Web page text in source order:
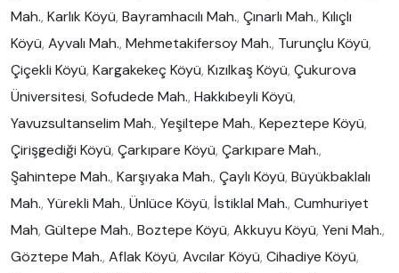
Mah., Karlık Köyü, Bayramhacılı Mah., Çınarlı Mah., Kılıçlı
Köyü, Ayvalı Mah., Mehmetakifersoy Mah., Turunçlu Köyü,
Çiçekli Köyü, Kargakekeç Köyü, Kızılkaş Köyü, Çukurova
Üniversitesi, Sofudede Mah., Hakkıbeyli Köyü,
Yavuzsultanselim Mah., Yeşiltepe Mah., Kepeztepe Köyü,
Çirişgediği Köyü, Çarkıpare Köyü, Çarkıpare Mah.,
Şahintepe Mah., Karşıyaka Mah., Çaylı Köyü, Büyükbaklalı
Mah., Yürekli Mah., Ünlüce Köyü, İstiklal Mah., Cumhuriyet
Mah, Gültepe Mah., Boztepe Köyü, Akkuyu Köyü, Yeni Mah.,
Göztepe Mah., Aflak Köyü, Avcılar Köyü, Cihadiye Köyü,